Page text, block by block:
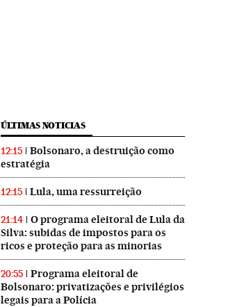
ÚLTIMAS NOTICIAS
12:15
Bolsonaro, a destruição como
estratégia
12:15 Lula, uma ressurreição
21:14
O programa eleitoral de Lula da
Silva: subidas de impostos para os
ricos e proteção para as minorias
20:55
Programa eleitoral de
Bolsonaro: privatizações e privilégios
legais para a Polícia